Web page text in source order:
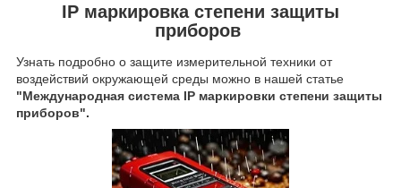
IP маркировка степени защиты
приборов
Узнать подробно о защите измерительной техники от
воздействий окружающей среды можно в нашей статье
"Международная система IP маркировки степени защиты
приборов".